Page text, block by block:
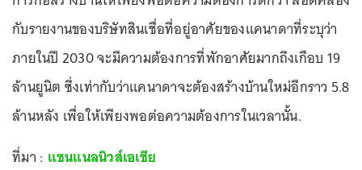
กับรายงานของบริษัทสินเชื่อที่อยู่อาศัยของแคนาดาที่ระบุว่า
ภายในปี 2030 จะมีความต้องการที่พักอาศัยมากถึงเกือบ 19
ล้านยูนิต ซึ่งเท่ากับว่าแคนาดาจะต้องสร้างบ้านใหม่อีกราว 5.8
ล้านหลัง เพื่อให้เพียงพอต่อความต้องการในเวลานั้น.
ที่มา : แชนแนลนิวส์เอเชีย